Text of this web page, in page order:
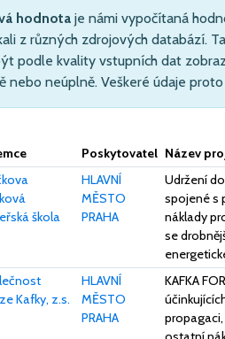
hodnota je námi vypočítaná
z různých zdrojových databází.
podle kvality vstupních dat
nebo neúplně. Veškeré údaje
Poskytovatel Název
škola
HLAVNÍ
MĚSTO
PRAHA
Udržení
spojené s
náklady
se
Kafky, z.s.
HLAVNÍ
MĚSTO
PRAHA
KAFKA